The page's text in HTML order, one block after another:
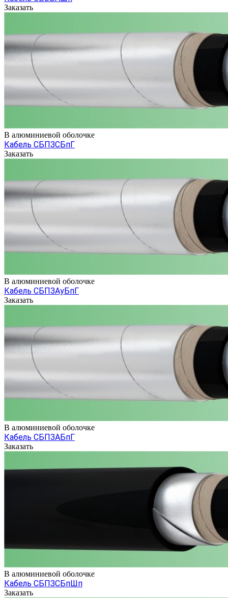
Заказать
В алюминиевой оболочке
Кабель СБПЗСБпГ
Заказать
В алюминиевой оболочке
Кабель СБПЗАуБпГ
Заказать
В алюминиевой оболочке
Кабель СБПЗАБпГ
Заказать
В алюминиевой оболочке
Кабель СБПЗСБпШп
Заказать